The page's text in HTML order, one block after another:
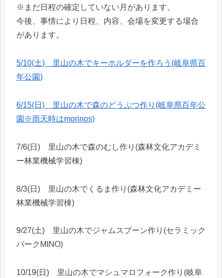
※まだ日程の確定していない月があります。
今後、事情により日程、内容、会場を変更する場合
があります。
5/10(土) 里山の木でキーホルダーを作ろう(岐阜県百
年公園)
6/15(日) 里山の木で森のどうぶつ作り(岐阜県百年公
園※雨天時はmorinos)
7/6(日) 里山の木で森のむし作り(森林文化アカデミ
ー林業機械学習棟)
8/3(日) 里山の木でくるま作り(森林文化アカデミー
林業機械学習棟)
9/27(土) 里山の木でジャムスプーン作り(セラミック
パークMINO)
10/19(日) 里山の木でマシュマロフォーク作り(岐阜